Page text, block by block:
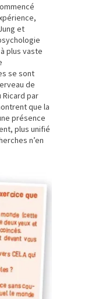
et
plus vaste
se sont
de
par
que la
présence
plus unifié
n’en